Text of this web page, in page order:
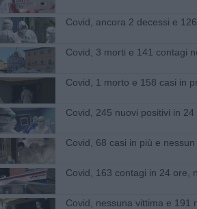
Covid, ancora 2 decessi e
Covid, 3 morti e 141 contagi
Covid, 1 morto e 158 casi in
Covid, 245 nuovi positivi in 24
Covid, 68 casi in più e
Covid, 163 contagi in 24 ore,
Covid, nessuna vittima e 191